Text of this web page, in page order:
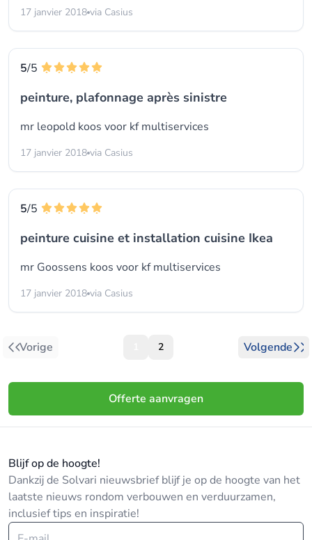
17 janvier 2018 via Casius
5/5
peinture, plafonnage après sinistre
mr leopold koos voor kf multiservices
17 janvier 2018 via Casius
5/5
peinture cuisine et installation cuisine Ikea
mr Goossens koos voor kf multiservices
17 janvier 2018 via Casius
Vorige 2 Volgende
Offerte aanvragen
Blijf op de hoogte!
Dankzij de Solvari nieuwsbrief blijf je op de hoogte van het
laatste nieuws rondom verbouwen en verduurzamen,
inclusief tips en inspiratie!